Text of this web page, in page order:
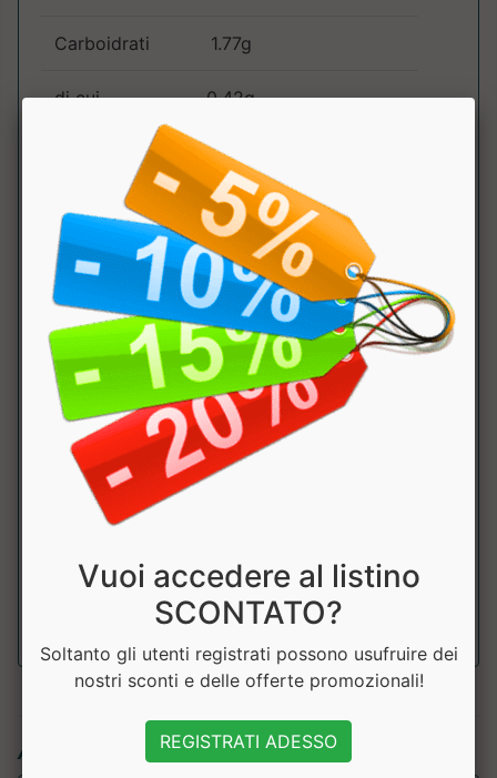
Carboidrati 1.77g
di cui
0.42g
2.96g
Proteine s/s 88g
Sale (Na x
2.5)
0.50g
Vitamina B6 3.50mg 50%
Vitamina B2 2.10mg
Vitamina B1 1.65mg
Taurina
Enzymix 50mg
Articoli simili:
Vuoi accedere al listino
SCONTATO?
Soltanto gli utenti registrati possono usufruire dei
nostri sconti e delle offerte promozionali!
REGISTRATI ADESSO